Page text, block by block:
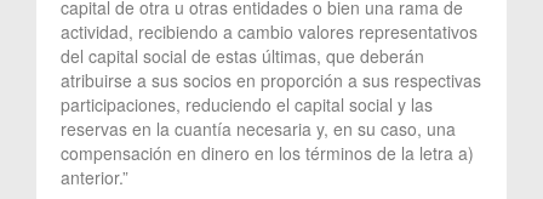
capital de otra u otras entidades o bien una rama de
actividad, recibiendo a cambio valores representativos
del capital social de estas últimas, que deberán
atribuirse a sus socios en proporción a sus respectivas
participaciones, reduciendo el capital social y las
reservas en la cuantía necesaria y, en su caso, una
compensación en dinero en los términos de la letra a)
anterior.”